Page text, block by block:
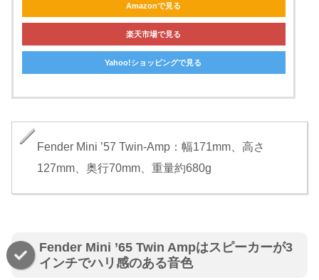
Amazonで見る
楽天市場で見る
Yahoo!ショッピングで見る
Fender Mini ’57 Twin-Amp：幅171mm、高さ
127mm、奥行70mm、重量約680g
Fender Mini ’65 Twin Ampはスピーカーが3
インチでハリ感のある音色